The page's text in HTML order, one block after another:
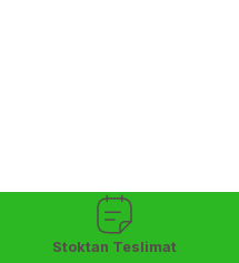
Stoktan Teslimat